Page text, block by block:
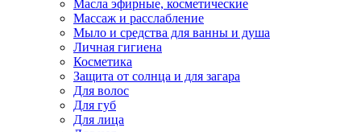
Масла эфирные, косметические
Массаж и расслабление
Мыло и средства для ванны и душа
Личная гигиена
Косметика
Защита от солнца и для загара
Для волос
Для губ
Для лица